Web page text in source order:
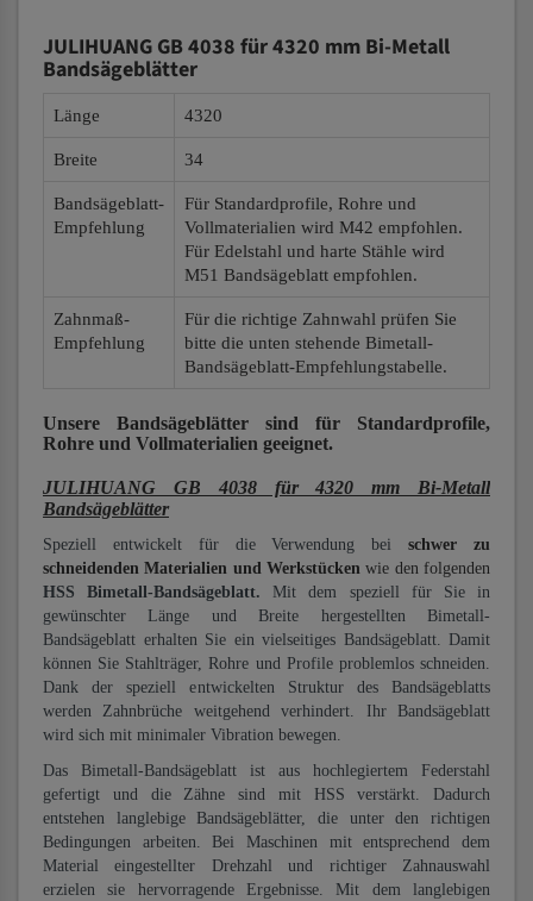
JULIHUANG GB 4038 für 4320 mm Bi-Metall
Bandsägeblätter
Länge 4320
Breite 34
Bandsägeblatt-
Empfehlung
Für Standardprofile, Rohre und
Vollmaterialien wird M42 empfohlen.
Für Edelstahl und harte Stähle wird
M51 Bandsägeblatt empfohlen.
Zahnmaß-
Empfehlung
Für die richtige Zahnwahl prüfen Sie
bitte die unten stehende Bimetall-
Bandsägeblatt-Empfehlungstabelle.
Unsere Bandsägeblätter sind für Standardprofile,
Rohre und Vollmaterialien geeignet.
JULIHUANG GB 4038 für 4320 mm Bi-Metall
Bandsägeblätter
Speziell entwickelt für die Verwendung beischwer zu
schneidenden Materialien und Werkstücken wie den folgenden
HSS Bimetall-Bandsägeblatt. Mit dem speziell für Sie in
gewünschter Länge und Breite hergestellten Bimetall-
Bandsägeblatt erhalten Sie ein vielseitiges Bandsägeblatt. Damit
können Sie Stahlträger, Rohre und Profile problemlos schneiden.
Dank der speziell entwickelten Struktur des Bandsägeblatts
werden Zahnbrüche weitgehend verhindert. Ihr Bandsägeblatt
wird sich mit minimaler Vibration bewegen.
Das Bimetall-Bandsägeblatt ist aus hochlegiertem Federstahl
gefertigt und die Zähne sind mit HSS verstärkt. Dadurch
entstehen langlebige Bandsägeblätter, die unter den richtigen
Bedingungen arbeiten. Bei Maschinen mit entsprechend dem
Material eingestellter Drehzahl und richtiger Zahnauswahl
erzielen sie hervorragende Ergebnisse. Mit dem langlebigen